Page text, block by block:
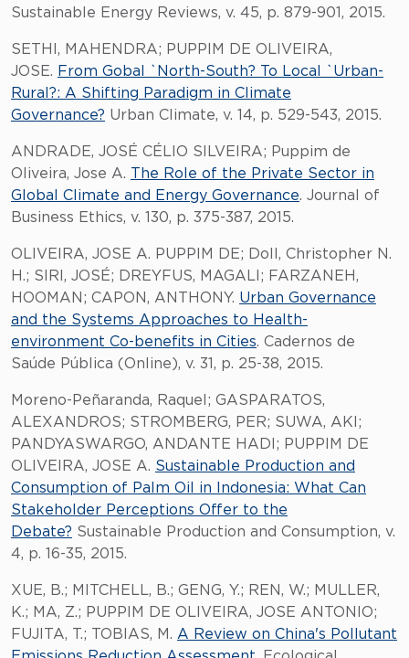
Sustainable Energy Reviews, v. 45, p. 879-901, 2015.
SETHI, MAHENDRA; PUPPIM DE OLIVEIRA,
JOSE. From Gobal `North-South? To Local `Urban-
Rural?: A Shifting Paradigm in Climate
Governance? Urban Climate, v. 14, p. 529-543, 2015.
ANDRADE, JOSÉ CÉLIO SILVEIRA; Puppim de
Oliveira, Jose A. The Role of the Private Sector in
Global Climate and Energy Governance. Journal of
Business Ethics, v. 130, p. 375-387, 2015.
OLIVEIRA, JOSE A. PUPPIM DE; Doll, Christopher N.
H.; SIRI, JOSÉ; DREYFUS, MAGALI; FARZANEH,
HOOMAN; CAPON, ANTHONY. Urban Governance
and the Systems Approaches to Health-
environment Co-benefits in Cities. Cadernos de
Saúde Pública (Online), v. 31, p. 25-38, 2015.
Moreno-Peñaranda, Raquel; GASPARATOS,
ALEXANDROS; STROMBERG, PER; SUWA, AKI;
PANDYASWARGO, ANDANTE HADI; PUPPIM DE
OLIVEIRA, JOSE A. Sustainable Production and
Consumption of Palm Oil in Indonesia: What Can
Stakeholder Perceptions Offer to the
Debate? Sustainable Production and Consumption, v.
4, p. 16-35, 2015.
XUE, B.; MITCHELL, B.; GENG, Y.; REN, W.; MULLER,
K.; MA, Z.; PUPPIM DE OLIVEIRA, JOSE ANTONIO;
FUJITA, T.; TOBIAS, M. A Review on China's Pollutant